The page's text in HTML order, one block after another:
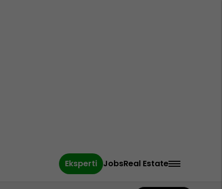
Eksperti JobsReal Estate